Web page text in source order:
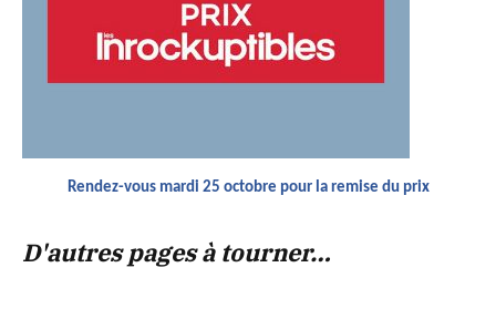
Rendez-vous mardi 25 octobre pour la remise du prix
D'autres pages à tourner…